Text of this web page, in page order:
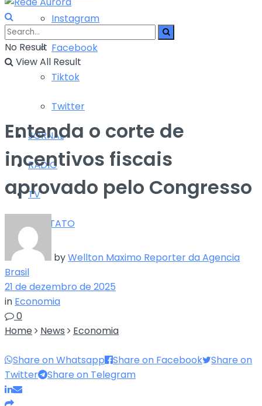
Instagram
Facebook
Tiktok
Twitter
JORNAL
RÁDIO
TV
CONTATO
No Result
View All Result
Entenda o corte de
incentivos fiscais
aprovado pelo Congresso
byWellton Maximo Reporter da Agencia
Brasil
21 de dezembro de 2025
in Economia
0
Home
News Economia
Share on Whatsapp Share on Facebook
Share on
Twitter
Share on Telegram